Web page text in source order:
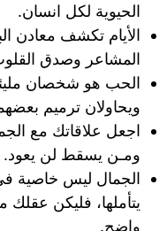
الحيوية لكل انسان.
الأيام تكشف معادن
المشاعر وصدق
الحب هو شخصان
ويحاولان ترميم
اجعل علاقاتك مع
ومـن يسقط لن يعود.
الجمال ليس خاصية
يتأملها، فليكن
واضح.